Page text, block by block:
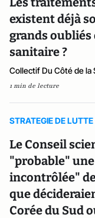
existent déjà
grands
sanitaire ?
Collectif Du Côté de la
1 min de lecture
STRATEGIE DE
Le Conseil
"probable"
incontrôlée"
que
Corée du Sud